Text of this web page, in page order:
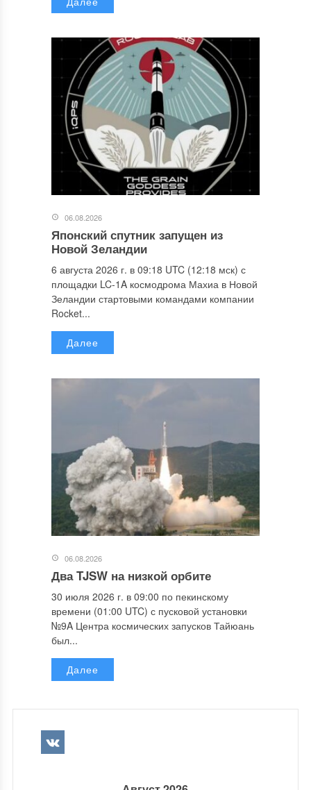
06.08.2026
Японский спутник запущен из
Новой Зеландии
6 августа 2026 г. в 09:18 UTC (12:18 мск) с
площадки LC-1A космодрома Махиа в Новой
Зеландии стартовыми командами компании
Rocket...
Далее
06.08.2026
Два TJSW на низкой орбите
30 июля 2026 г. в 09:00 по пекинскому
времени (01:00 UTC) с пусковой установки
№9A Центра космических запусков Тайюань
был...
Далее